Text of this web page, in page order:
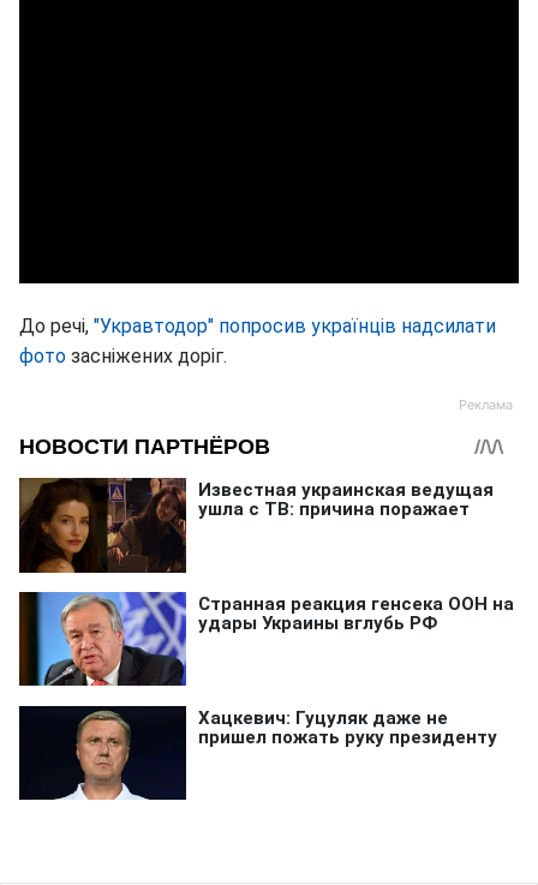
До речі, "Укравтодор" попросив українців надсилати
фото засніжених доріг.